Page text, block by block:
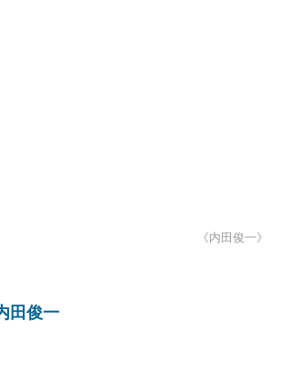
《内田俊一》
田俊一